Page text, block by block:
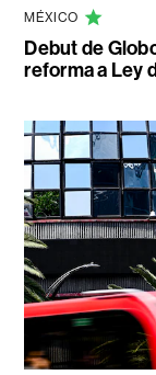
MÉXICO
Debut de
reforma a Ley